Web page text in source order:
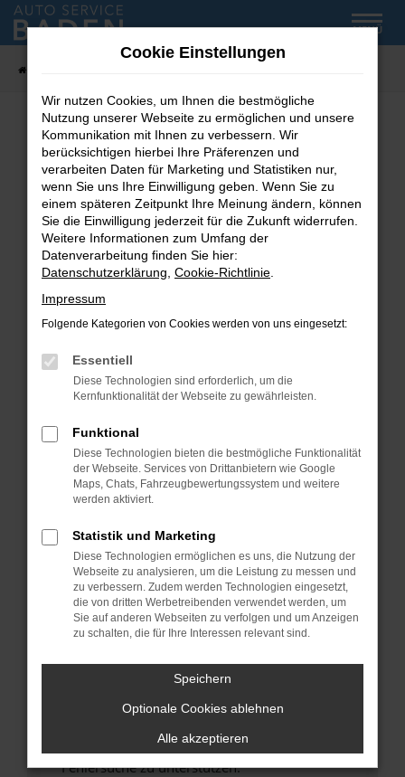
Zum
Hauptinhalt
MENÜ
Fehler: Network Error
Beim Laden ist ein Fehler aufgetreten.
Hier sind ein paar Tipps, die dir helfen können:
Überprüfe deine Firewall und deine
Internetverbindung.
Laden andere Webseiten, zum Beispiel deine
Suchmaschine?
Prüfe deine Browsererweiterungen.
können das Laden bestimmter Seiten
verhindern. Funktioniert die Seite in einem
Fenster?
Starte dein Gerät neu.
Das kann manchmal helfen, vorübergehende
Probleme zu beheben.
Betriebssystem auf dem neuesten Stand
sind.
Veraltete Software birgt nicht nur ein
Sicherheitsrisiko, sondern kann auch dazu
führen, dass bestimmte Funktionen nicht mehr
unterstützt werden.
Wende dich an den Webseitenbetreiber.
Wenn du alle oben genannten Schritte versucht
hast, kontaktiere uns bitte. Wir werden
uns diesen Text schicken, um uns bei der
Fehlersuche zu unterstützen:
Cookie Einstellungen
Wir nutzen Cookies, um Ihnen die bestmögliche
Nutzung unserer Webseite zu ermöglichen und unsere
Kommunikation mit Ihnen zu verbessern. Wir
berücksichtigen hierbei Ihre Präferenzen und
verarbeiten Daten für Marketing und Statistiken nur,
wenn Sie uns Ihre Einwilligung geben. Wenn Sie zu
einem späteren Zeitpunkt Ihre Meinung ändern, können
Sie die Einwilligung jederzeit für die Zukunft widerrufen.
Weitere Informationen zum Umfang der
Datenverarbeitung finden Sie hier:
Datenschutzerklärung Cookie-Richtlinie
Impressum
Folgende Kategorien von Cookies werden von uns eingesetzt:
Essentiell
Diese Technologien sind erforderlich, um die
Kernfunktionalität der Webseite zu gewährleisten.
Funktional
Diese Technologien bieten die bestmögliche Funktionalität
der Webseite. Services von Drittanbietern wie Google
Maps, Chats, Fahrzeugbewertungssystem und weitere
werden aktiviert.
Statistik und Marketing
Diese Technologien ermöglichen es uns, die Nutzung der
Webseite zu analysieren, um die Leistung zu messen und
zu verbessern. Zudem werden Technologien eingesetzt,
die von dritten Werbetreibenden verwendet werden, um
Sie auf anderen Webseiten zu verfolgen und um Anzeigen
zu schalten, die für Ihre Interessen relevant sind.
Speichern
Optionale Cookies ablehnen
Alle akzeptieren